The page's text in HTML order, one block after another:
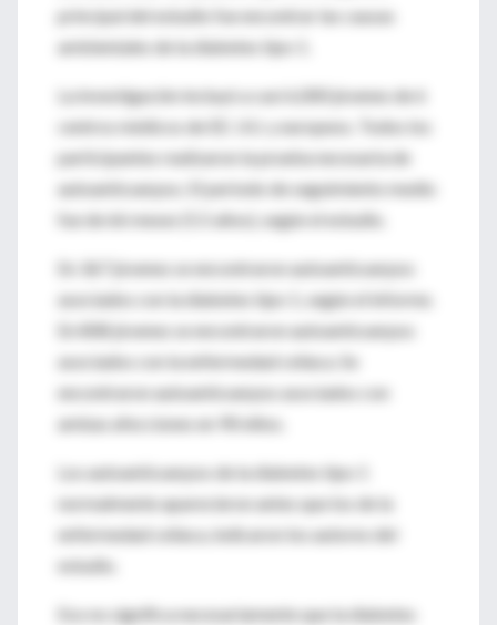
principal del estudio fue encontrar las causas
ambientales de la diabetes tipo 1.
La investigación incluyó a casi 6,000 jóvenes de 6
centros médicos de EE. UU. y europeos. Todos los
participantes realizaron la prueba necesaria de
autoanticuerpos. El periodo de seguimiento medio
fue de 66 meses (5.5 años), según el estudio.
En 367 jóvenes se encontraron autoanticuerpos
asociados con la diabetes tipo 1, según el informe.
En 808 jóvenes se encontraron autoanticuerpos
asociados con la enfermedad celíaca. Se
encontraron autoanticuerpos asociados con
ambas afecciones en 90 niños.
Los autoanticuerpos de la diabetes tipo 1
normalmente aparecieron antes que los de la
enfermedad celíaca, indicaron los autores del
estudio.
Eso no significa necesariamente que la diabetes